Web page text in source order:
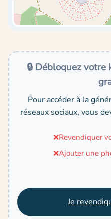
🔒 Débloquez
Pour accéder à la
réseaux sociaux, vous
❌Revendiquer
❌Ajouter une
Je